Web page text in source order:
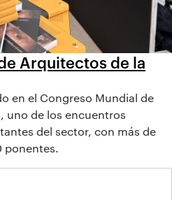
Arquitectos de la
en el Congreso Mundial de
uno de los encuentros
del sector, con más de
ponentes.